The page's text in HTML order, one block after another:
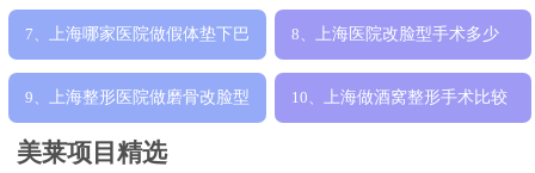
医院比较好， 少钱，价格表
7、 上海哪家医院做假体垫下巴
正规，丰下巴
8、 上海医院改脸型手术多少
钱，收费价目表
9、 上海整形医院做磨骨改脸型
手术大概多少
10、 上海做酒窝整形手术比较
美莱项目精选